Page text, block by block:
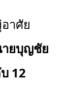
าศัย
ยบุญชัย
12